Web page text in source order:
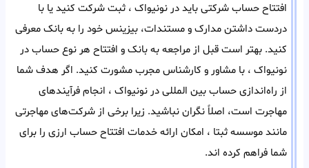
افتتاح حساب شرکتی باید در نونیواک ، ثبت شرکت کنید یا با
در‌دست داشتن مدارک و مستندات، بیزینس خود را به بانک معرفی
کنید. بهتر است قبل از مراجعه به بانک و افتتاح هر‌ نوع حساب در
نونیواک ، با مشاور و کارشناس مجرب مشورت کنید. اگر هدف شما
از راه‌اندازی حساب بین المللی در نونیواک ، انجام فرآیند‌های
مهاجرت است، اصلاً نگران نباشید. زیرا برخی از شرکت‌های مهاجرتی
مانند موسسه ثبتا ، امکان ارائه خدمات افتتاح حساب ارزی را برای
شما فراهم کرده اند.